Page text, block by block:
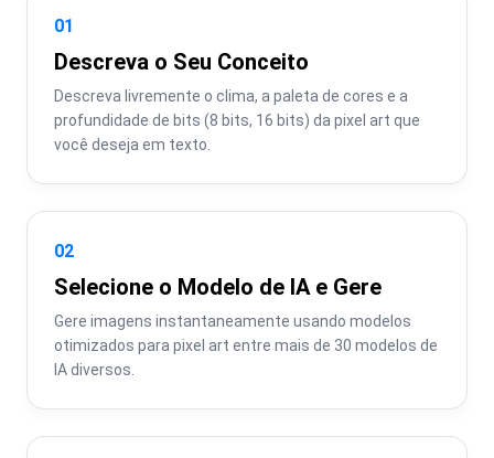
01
Descreva o Seu Conceito
Descreva livremente o clima, a paleta de cores e a
profundidade de bits (8 bits, 16 bits) da pixel art que
você deseja em texto.
02
Selecione o Modelo de IA e Gere
Gere imagens instantaneamente usando modelos
otimizados para pixel art entre mais de 30 modelos de
IA diversos.